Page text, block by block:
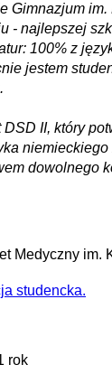
Gimnazjum
- najlepszej
100% z
jestem
DSD II, który
dowolnego
Medyczny im.
studencka.
rok